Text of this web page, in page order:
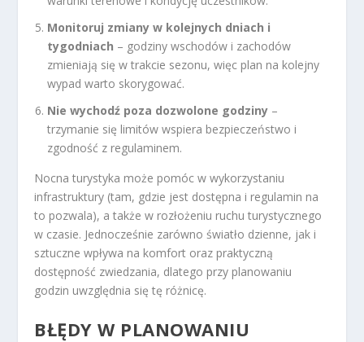
Monitoruj zmiany w kolejnych dniach i
tygodniach – godziny wschodów i zachodów
zmieniają się w trakcie sezonu, więc plan na kolejny
wypad warto skorygować.
Nie wychodź poza dozwolone godziny –
trzymanie się limitów wspiera bezpieczeństwo i
zgodność z regulaminem.
Nocna turystyka może pomóc w wykorzystaniu
infrastruktury (tam, gdzie jest dostępna i regulamin na
to pozwala), a także w rozłożeniu ruchu turystycznego
w czasie. Jednocześnie zarówno światło dzienne, jak i
sztuczne wpływa na komfort oraz praktyczną
dostępność zwiedzania, dlatego przy planowaniu
godzin uwzględnia się tę różnicę.
BŁĘDY W PLANOWANIU